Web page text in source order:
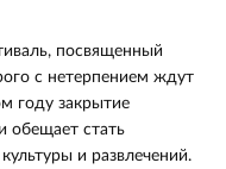
посвященный
с нетерпением ждут
году закрытие
обещает стать
и развлечений.